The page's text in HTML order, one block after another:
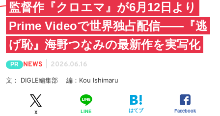
監督作『クロエマ』が6月12日より
Prime Videoで世界独占配信——『逃
げ恥』海野つなみの最新作を実写化
PR NEWS 2026.06.16
文： DIGLE編集部 編：Kou Ishimaru
X LINE はてブ Facebook